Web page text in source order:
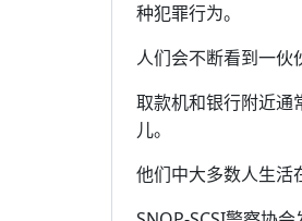
种犯罪行为。
人们会不断看到一伙
取款机和银行附近通
儿。
他们中大多数人生活